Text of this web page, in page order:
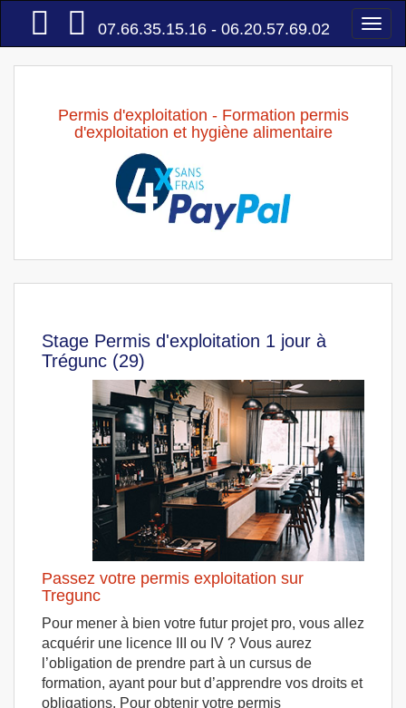
Accueil
07.66.35.15.16 - 06.20.57.69.02
Permis d'exploitation - Formation permis
d'exploitation et hygiène alimentaire
Stage Permis d'exploitation 1 jour à
Trégunc (29)
Passez votre permis exploitation sur
Tregunc
Pour mener à bien votre futur projet pro, vous allez
acquérir une licence III ou IV ? Vous aurez
l’obligation de prendre part à un cursus de
formation, ayant pour but d’apprendre vos droits et
obligations. Pour obtenir votre permis